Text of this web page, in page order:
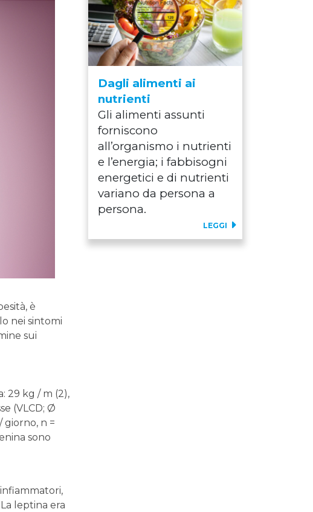
è
nei sintomi
sui
29 kg / m (2),
(VLCD; Ø
giorno, n =
sono
leptina era
Dagli alimenti ai
nutrienti
Gli alimenti assunti
forniscono
all’organismo i nutrienti
e l’energia; i fabbisogni
energetici e di nutrienti
variano da persona a
persona.
LEGGI